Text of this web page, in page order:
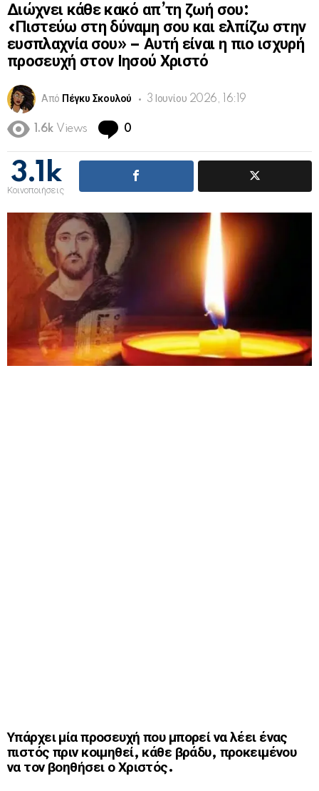
Διώχνει κάθε κακό απ’τη ζωή σου:
«Πιστεύω στη δύναμη σου και ελπίζω στην
ευσπλαχνία σου» – Αυτή είναι η πιο ισχυρή
προσευχή στον Ιησού Χριστό
Από Πέγκυ Σκουλού 3 Ιουνίου 2026, 16:19
1.6k Views 0
3.1k
Κοινοποιήσεις
Υπάρχει μία προσευχή που μπορεί να λέει ένας
πιστός πριν κοιμηθεί, κάθε βράδυ, προκειμένου
να τον βοηθήσει ο Χριστός.